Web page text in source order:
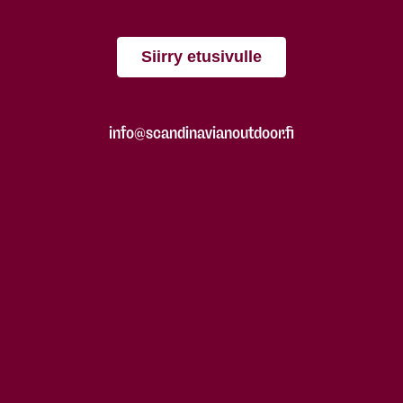
Siirry etusivulle
info@scandinavianoutdoor.fi